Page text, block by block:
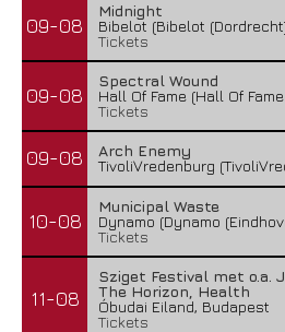
09-08
Midnight
Bibelot (Bibelot
Tickets
09-08
Spectral Wound
Hall Of Fame (Hall Of
Tickets
09-08
Arch Enemy
TivoliVredenburg
10-08
Municipal Waste
Dynamo (Dynamo
Tickets
11-08
Sziget Festival met o.a.
The Horizon, Health
Óbudai Eiland, Budapest
Tickets